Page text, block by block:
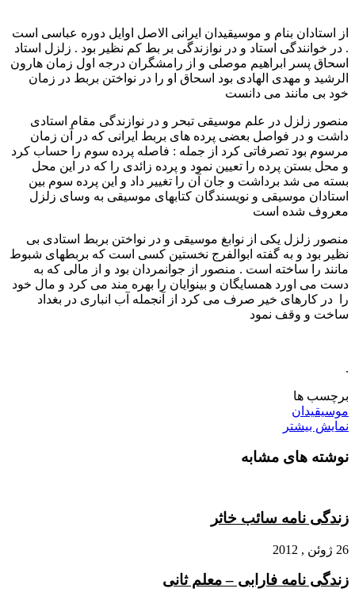
از استادان بنام و موسیقیدان ایرانی الاصل اوایل دوره عباسی است
. در خوانندگی استاد و در نوازندگی بر بط کم نظیر بود . زلزل استاد
اسحاق پسر ابراهیم موصلی و از رامشگران درجه اول زمان هارون
الرشید و مهدی الهادی بود اسحاق او را در نواختن بربط در زمان
خود بی مانند می دانست
منصور زلزل در علم موسیقی تبحر و در نوازندگی مقام استادی
داشت و در فواصل بعضی پرده های بربط ایرانی که در آن زمان
مرسوم بود تصرفاتی کرد از جمله : فاصله پرده سوم را حساب کرد
و محل بستن پرده را تعیین نمود و پرده زائدی را که در این محل
بسته می شد برداشت و جان آن را تغییر داد و این پرده سوم بین
استادان موسیقی و نویسندگان کتابهای موسیقی به وسای زلزل
معروف شده است
منصور زلزل یکی از نوابغ موسیقی و در نواختن بربط استادی بی
نظیر بود و به گفته ابوالفرج نخستین کسی است که بربطهای شبوط
مانند را ساخته است . منصور از جوانمردان بود و از مالی که به
دست می اورد همسایگان و بینوایان را بهره مند می کرد و مال خود
را در کارهای خیر صرف می کرد از آنجمله آب انباری در بغداد
ساخت و وقف نمود
.
برچسب ها
موسیقیدان
نمایش بیشتر
نوشته های مشابه
زندگی نامه سائب خاثر
26 ژوئن , 2012
زندگی نامه فارابی – معلم ثانی